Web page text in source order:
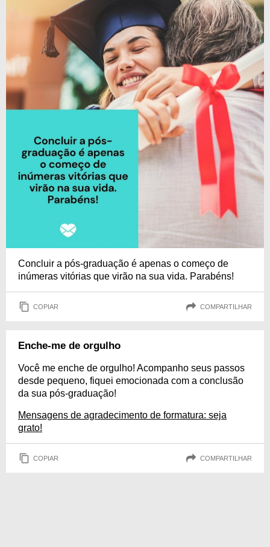
Concluir a pós-graduação é apenas o começo de
inúmeras vitórias que virão na sua vida. Parabéns!
COPIAR COMPARTILHAR
Enche-me de orgulho
Você me enche de orgulho! Acompanho seus passos
desde pequeno, fiquei emocionada com a conclusão
da sua pós-graduação!
Mensagens de agradecimento de formatura: seja
grato!
COPIAR COMPARTILHAR